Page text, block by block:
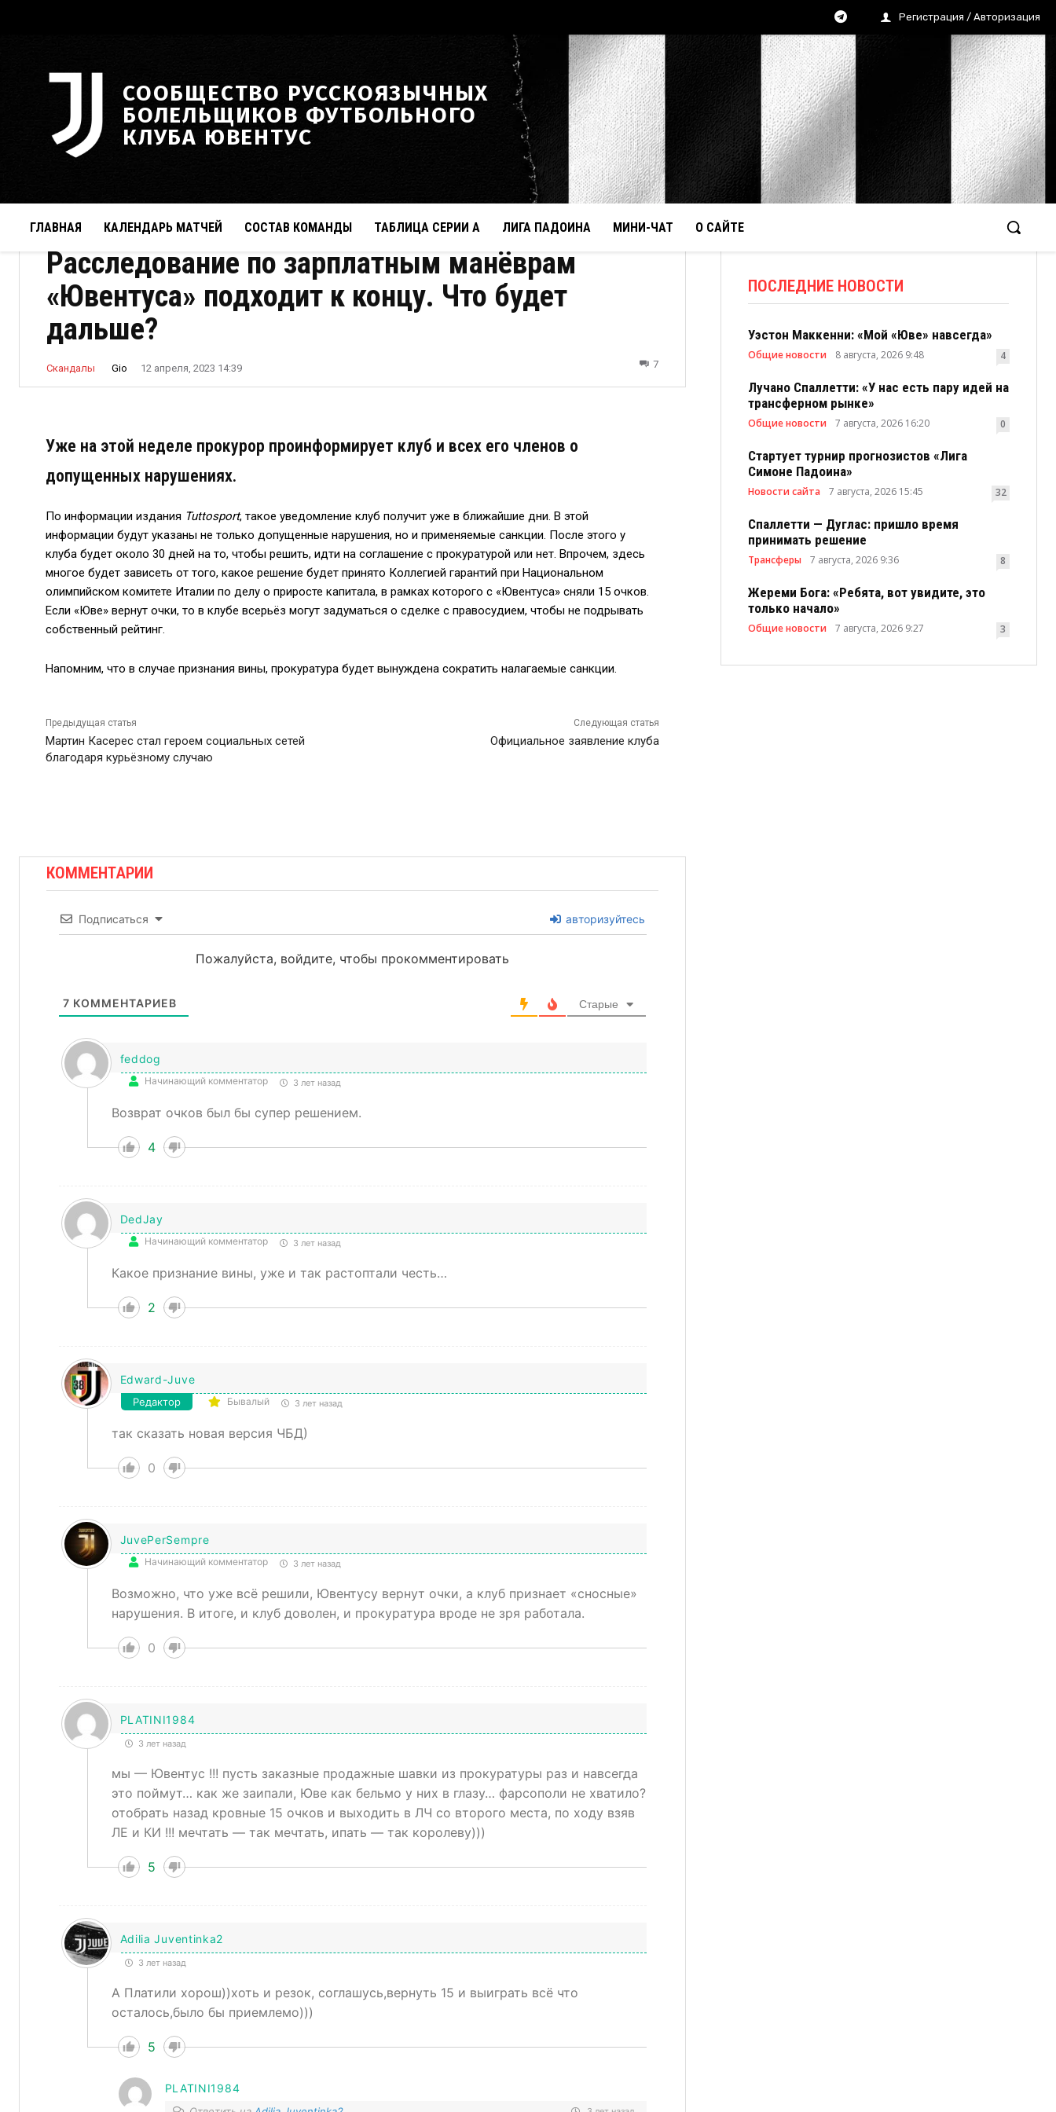
Регистрация / Авторизация
СООБЩЕСТВО РУССКОЯЗЫЧНЫХ
БОЛЕЛЬЩИКОВ ФУТБОЛЬНОГО
КЛУБА ЮВЕНТУС
ГЛАВНАЯ КАЛЕНДАРЬ МАТЧЕЙ СОСТАВ КОМАНДЫ ТАБЛИЦА СЕРИИ А ЛИГА ПАДОИНА МИНИ-ЧАТ О САЙТЕ
Расследование по зарплатным манёврам
«Ювентуса» подходит к концу. Что будет
дальше?
Скандалы Gio 12 апреля, 2023 14:39 7
Уже на этой неделе прокурор проинформирует клуб и всех его членов о
допущенных нарушениях.
По информации издания Tuttosport, такое уведомление клуб получит уже в ближайшие дни. В этой
информации будут указаны не только допущенные нарушения, но и применяемые санкции. После этого у
клуба будет около 30 дней на то, чтобы решить, идти на соглашение с прокуратурой или нет. Впрочем, здесь
многое будет зависеть от того, какое решение будет принято Коллегией гарантий при Национальном
олимпийском комитете Италии по делу о приросте капитала, в рамках которого с «Ювентуса» сняли 15 очков.
Если «Юве» вернут очки, то в клубе всерьёз могут задуматься о сделке с правосудием, чтобы не подрывать
собственный рейтинг.
Напомним, что в случае признания вины, прокуратура будет вынуждена сократить налагаемые санкции.
Предыдущая статья
Мартин Касерес стал героем социальных сетей
благодаря курьёзному случаю
Следующая статья
Официальное заявление клуба
КОММЕНТАРИИ
Подписаться авторизуйтесь
Пожалуйста, войдите, чтобы прокомментировать
7 КОММЕНТАРИЕВ Старые
feddog
Начинающий комментатор 3 лет назад
Возврат очков был бы супер решением.
4
DedJay
Начинающий комментатор 3 лет назад
Какое признание вины, уже и так растоптали честь…
2
Edward-Juve
Редактор Бывалый 3 лет назад
так сказать новая версия ЧБД)
0
JuvePerSempre
Начинающий комментатор 3 лет назад
Возможно, что уже всё решили, Ювентусу вернут очки, а клуб признает «сносные»
нарушения. В итоге, и клуб доволен, и прокуратура вроде не зря работала.
0
PLATINI1984
3 лет назад
мы — Ювентус !!! пусть заказные продажные шавки из прокуратуры раз и навсегда
это поймут… как же заипали, Юве как бельмо у них в глазу… фарсополи не хватило?
отобрать назад кровные 15 очков и выходить в ЛЧ со второго места, по ходу взяв
ЛЕ и КИ !!! мечтать — так мечтать, ипать — так королеву)))
5
Adilia Juventinka2
3 лет назад
А Платили хорош))хоть и резок, соглашусь,вернуть 15 и выиграть всё что
осталось,было бы приемлемо)))
5
PLATINI1984
ПОСЛЕДНИЕ НОВОСТИ
Уэстон Маккенни: «Мой «Юве» навсегда»
Общие новости 8 августа, 2026 9:48 4
Лучано Спаллетти: «У нас есть пару идей на
трансферном рынке»
Общие новости 7 августа, 2026 16:20 0
Стартует турнир прогнозистов «Лига
Симоне Падоина»
Новости сайта 7 августа, 2026 15:45 32
Спаллетти — Дуглас: пришло время
принимать решение
Трансферы 7 августа, 2026 9:36 8
Жереми Бога: «Ребята, вот увидите, это
только начало»
Общие новости 7 августа, 2026 9:27 3